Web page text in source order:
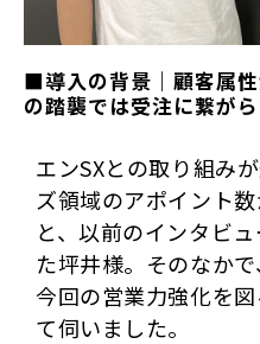
■導入の背景｜顧客属
の踏襲では受注に繋が
エンSXとの取り組み
ズ領域のアポイント
と、以前のインタビ
た坪井様。そのなか
今回の営業力強化を
て伺いました。